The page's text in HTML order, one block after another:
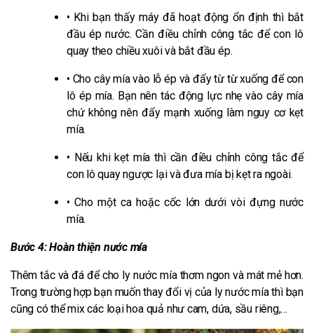
• Khi bạn thấy máy đã hoạt động ổn định thì bắt
đầu ép nước. Cần điều chỉnh công tắc để con lô
quay theo chiều xuôi và bắt đầu ép.
• Cho cây mía vào lỗ ép và đẩy từ từ xuống để con
lô ép mía. Bạn nên tác động lực nhẹ vào cây mía
chứ không nên đẩy mạnh xuống làm nguy cơ kẹt
mía.
• Nếu khi kẹt mía thì cần điều chỉnh công tắc để
con lô quay ngược lại và đưa mía bị kẹt ra ngoài.
• Cho một ca hoặc cốc lớn dưới vòi đựng nước
mía.
Bước 4: Hoàn thiện nước mía
Thêm tắc và đá để cho ly nước mía thơm ngon và mát mẻ hơn.
Trong trường hợp bạn muốn thay đổi vị của ly nước mía thì bạn
cũng có thể mix các loại hoa quả như cam, dứa, sầu riêng,…